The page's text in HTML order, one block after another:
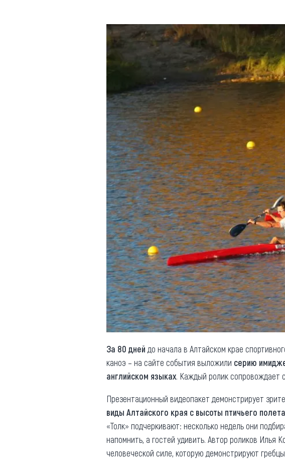
Новости
Что привезти
Другие рубрики
Реестр туроператоров
Реестр туристических
агентств Алтайского края
Обращения граждан
Противодействие коррупции
За 80 дней до начала в Алтайском крае
каноэ – на сайте события выложили серию
английском языках. Каждый ролик сопровождает
Презентационный видеопакет демонстрирует
виды Алтайского края с высоты птичьего полета
«Толк» подчеркивают: несколько недель они
напомнить, а гостей удивить. Автор роликов Илья
человеческой силе, которую демонстрируют